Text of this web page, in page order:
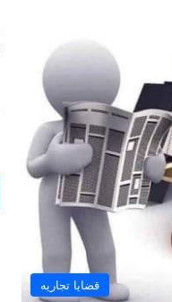
قضايا تجاريه